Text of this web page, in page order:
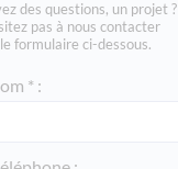
des questions, un projet ?
pas à nous contacter
formulaire ci-dessous.
* :